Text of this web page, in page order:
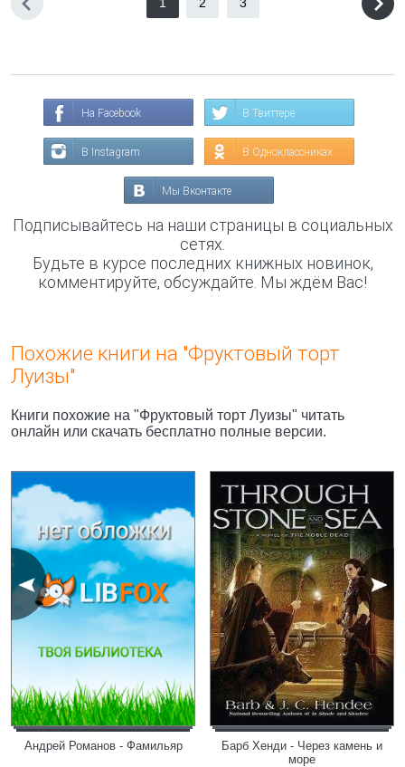
На Facebook В Твиттере
В Instagram В Одноклассниках
Мы Вконтакте
Подписывайтесь на наши страницы в социальных
сетях.
Будьте в курсе последних книжных новинок,
комментируйте, обсуждайте. Мы ждём Вас!
Похожие книги на "Фруктовый торт
Луизы"
Книги похожие на "Фруктовый торт Луизы" читать
онлайн или скачать бесплатно полные версии.
Андрей Романов - Фамильяр
Барб Хенди - Через камень и
море